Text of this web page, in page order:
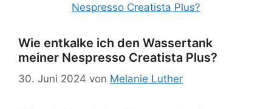
Wie entkalke ich den Wassertank
meiner Nespresso Creatista Plus?
30. Juni 2024 von Melanie Luther